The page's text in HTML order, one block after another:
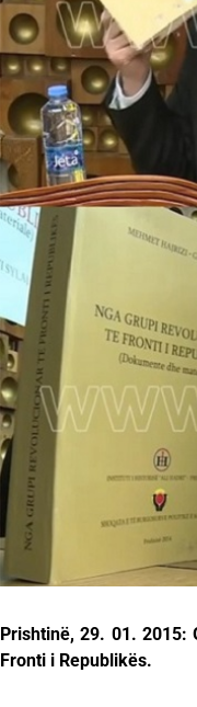
Prishtinë, 29. 01. 2015:
Fronti i Republikës.